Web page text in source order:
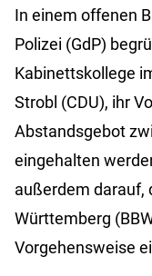
In einem offenen
Polizei (GdP)
Kabinettskollege
Strobl (CDU), ihr
Abstandsgebot
eingehalten
außerdem darauf,
Württemberg
Vorgehensweise